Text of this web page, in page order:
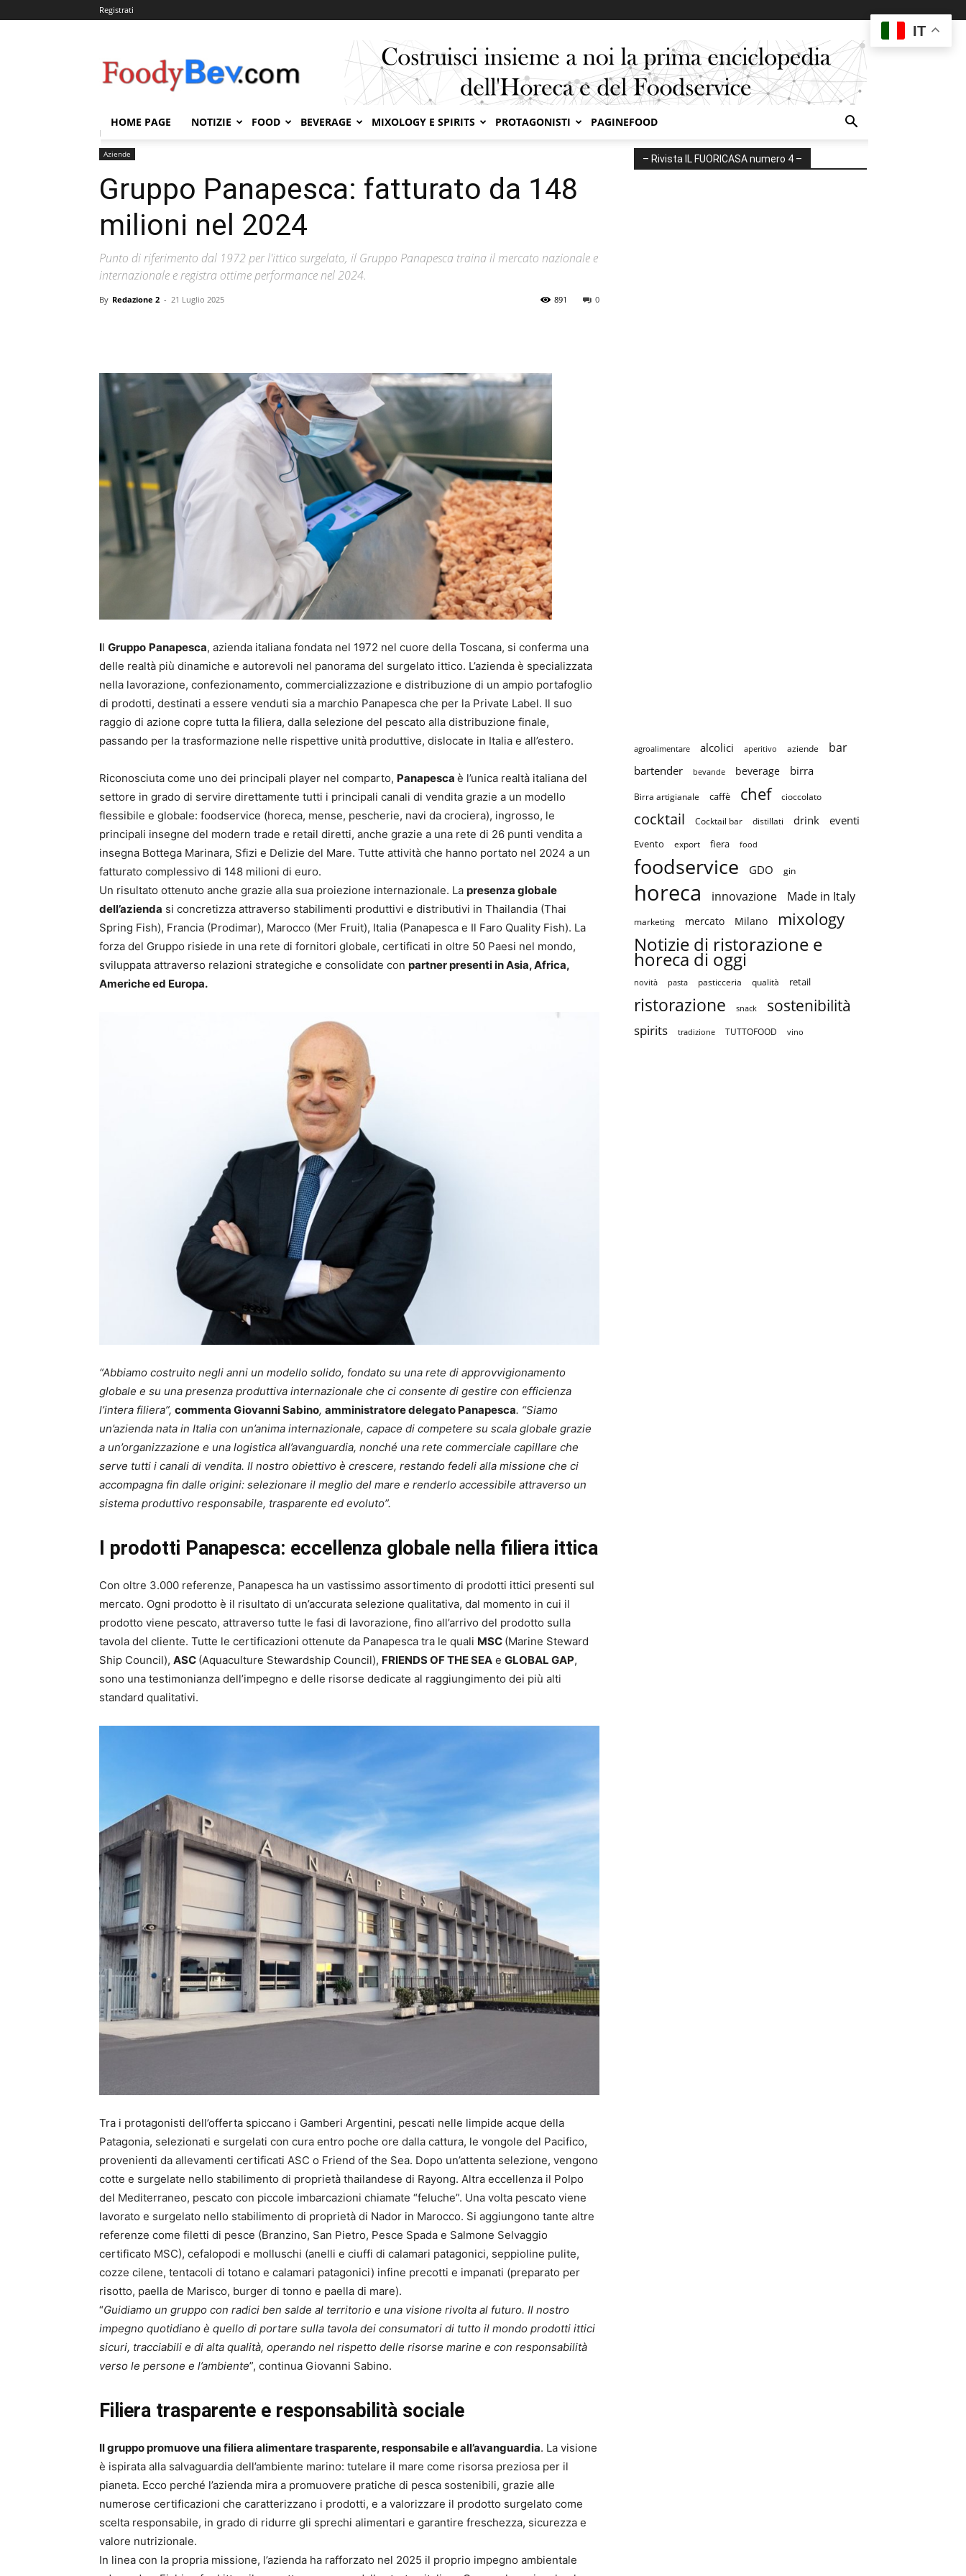
Registrati
HOME PAGE NOTIZIE FOOD BEVERAGE MIXOLOGY E SPIRITS PROTAGONISTI PAGINEFOOD
Home
Aziende
Gruppo Panapesca: fatturato da 148
milioni nel 2024
Punto di riferimento dal 1972 per l'ittico surgelato, il Gruppo Panapesca traina il mercato nazionale e
internazionale e registra ottime performance nel 2024.
By Redazione 2 - 21 Luglio 2025 0
891
Il Gruppo Panapesca, azienda italiana fondata nel 1972 nel cuore della Toscana, si conferma una
delle realtà più dinamiche e autorevoli nel panorama del surgelato ittico. L’azienda è specializzata
nella lavorazione, confezionamento, commercializzazione e distribuzione di un ampio portafoglio
di prodotti, destinati a essere venduti sia a marchio Panapesca che per la Private Label. Il suo
raggio di azione copre tutta la filiera, dalla selezione del pescato alla distribuzione finale,
passando per la trasformazione nelle rispettive unità produttive, dislocate in Italia e all’estero.
Riconosciuta come uno dei principali player nel comparto, Panapesca è l’unica realtà italiana del
settore in grado di servire direttamente tutti i principali canali di vendita grazie a un modello
flessibile e globale: foodservice (horeca, mense, pescherie, navi da crociera), ingrosso, le
principali insegne del modern trade e retail diretti, anche grazie a una rete di 26 punti vendita a
insegna Bottega Marinara, Sfizi e Delizie del Mare. Tutte attività che hanno portato nel 2024 a un
fatturato complessivo di 148 milioni di euro.
Un risultato ottenuto anche grazie alla sua proiezione internazionale. La presenza globale
dell’azienda si concretizza attraverso stabilimenti produttivi e distributivi in Thailandia (Thai
Spring Fish), Francia (Prodimar), Marocco (Mer Fruit), Italia (Panapesca e Il Faro Quality Fish). La
forza del Gruppo risiede in una rete di fornitori globale, certificati in oltre 50 Paesi nel mondo,
sviluppata attraverso relazioni strategiche e consolidate con partner presenti in Asia, Africa,
Americhe ed Europa.
“Abbiamo costruito negli anni un modello solido, fondato su una rete di approvvigionamento
globale e su una presenza produttiva internazionale che ci consente di gestire con efficienza
l’intera filiera”, commenta Giovanni Sabino, amministratore delegato Panapesca. “Siamo
un’azienda nata in Italia con un’anima internazionale, capace di competere su scala globale grazie
a un’organizzazione e una logistica all’avanguardia, nonché una rete commerciale capillare che
serve tutti i canali di vendita. Il nostro obiettivo è crescere, restando fedeli alla missione che ci
accompagna fin dalle origini: selezionare il meglio del mare e renderlo accessibile attraverso un
sistema produttivo responsabile, trasparente ed evoluto”.
I prodotti Panapesca: eccellenza globale nella filiera ittica
Con oltre 3.000 referenze, Panapesca ha un vastissimo assortimento di prodotti ittici presenti sul
mercato. Ogni prodotto è il risultato di un’accurata selezione qualitativa, dal momento in cui il
prodotto viene pescato, attraverso tutte le fasi di lavorazione, fino all’arrivo del prodotto sulla
tavola del cliente. Tutte le certificazioni ottenute da Panapesca tra le quali MSC (Marine Steward
Ship Council), ASC (Aquaculture Stewardship Council), FRIENDS OF THE SEA e GLOBAL GAP,
sono una testimonianza dell’impegno e delle risorse dedicate al raggiungimento dei più alti
standard qualitativi.
Tra i protagonisti dell’offerta spiccano i Gamberi Argentini, pescati nelle limpide acque della
Patagonia, selezionati e surgelati con cura entro poche ore dalla cattura, le vongole del Pacifico,
provenienti da allevamenti certificati ASC o Friend of the Sea. Dopo un’attenta selezione, vengono
cotte e surgelate nello stabilimento di proprietà thailandese di Rayong. Altra eccellenza il Polpo
del Mediterraneo, pescato con piccole imbarcazioni chiamate “feluche”. Una volta pescato viene
lavorato e surgelato nello stabilimento di proprietà di Nador in Marocco. Si aggiungono tante altre
referenze come filetti di pesce (Branzino, San Pietro, Pesce Spada e Salmone Selvaggio
certificato MSC), cefalopodi e molluschi (anelli e ciuffi di calamari patagonici, seppioline pulite,
cozze cilene, tentacoli di totano e calamari patagonici) infine precotti e impanati (preparato per
risotto, paella de Marisco, burger di tonno e paella di mare).
“Guidiamo un gruppo con radici ben salde al territorio e una visione rivolta al futuro. Il nostro
impegno quotidiano è quello di portare sulla tavola dei consumatori di tutto il mondo prodotti ittici
sicuri, tracciabili e di alta qualità, operando nel rispetto delle risorse marine e con responsabilità
verso le persone e l’ambiente”, continua Giovanni Sabino.
Filiera trasparente e responsabilità sociale
Il gruppo promuove una filiera alimentare trasparente, responsabile e all’avanguardia. La visione
è ispirata alla salvaguardia dell’ambiente marino: tutelare il mare come risorsa preziosa per il
pianeta. Ecco perché l’azienda mira a promuovere pratiche di pesca sostenibili, grazie alle
numerose certificazioni che caratterizzano i prodotti, e a valorizzare il prodotto surgelato come
scelta responsabile, in grado di ridurre gli sprechi alimentari e garantire freschezza, sicurezza e
valore nutrizionale.
In linea con la propria missione, l’azienda ha rafforzato nel 2025 il proprio impegno ambientale
– Rivista IL FUORICASA numero 4 –
agroalimentare alcolici aperitivo aziende bar
bartender bevande beverage birra
Birra artigianale caffè chef cioccolato
cocktail Cocktail bar distillati drink eventi
Evento export fiera food
foodservice GDO gin
horeca innovazione Made in Italy
marketing mercato Milano mixology
Notizie di ristorazione e
horeca di oggi
novità pasta pasticceria qualità retail
ristorazione snack sostenibilità
spirits tradizione TUTTOFOOD vino
IT